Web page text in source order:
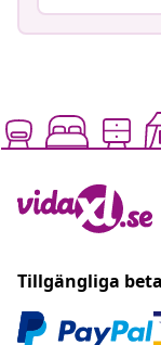
Tillgängliga